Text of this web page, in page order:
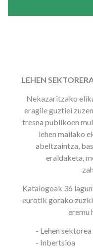
LEHEN
Nekazaritzako
eragile guztiei
tresna publikoen
lehen mailako
abeltzaintza,
eraldaketa,
Katalogoak 36
eurotik gorako
eremu
- Lehen sektorea
- Inbertsioa